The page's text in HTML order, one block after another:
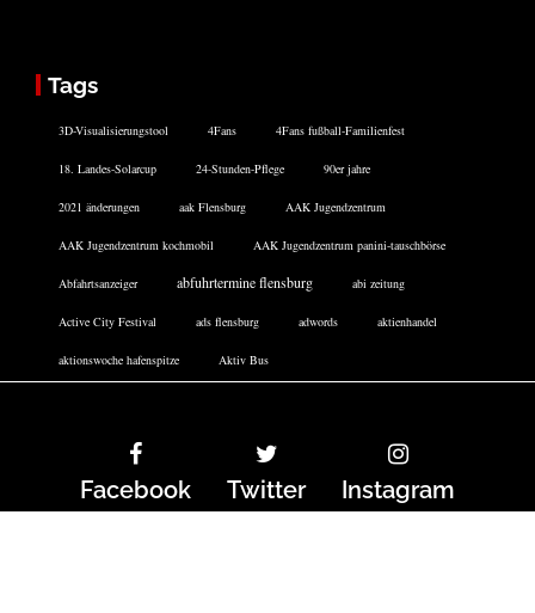
Tags
3D-Visualisierungstool 4Fans 4Fans fußball-Familienfest
18. Landes-Solarcup 24-Stunden-Pflege 90er jahre
2021 änderungen aak Flensburg AAK Jugendzentrum
AAK Jugendzentrum kochmobil AAK Jugendzentrum panini-tauschbörse
Abfahrtsanzeiger abfuhrtermine flensburg abi zeitung
Active City Festival ads flensburg adwords aktienhandel
aktionswoche hafenspitze Aktiv Bus
Facebook Twitter Instagram